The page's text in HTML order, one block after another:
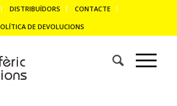
DISTRIBUÏDORS
CONTACTE
DE DEVOLUCIONS